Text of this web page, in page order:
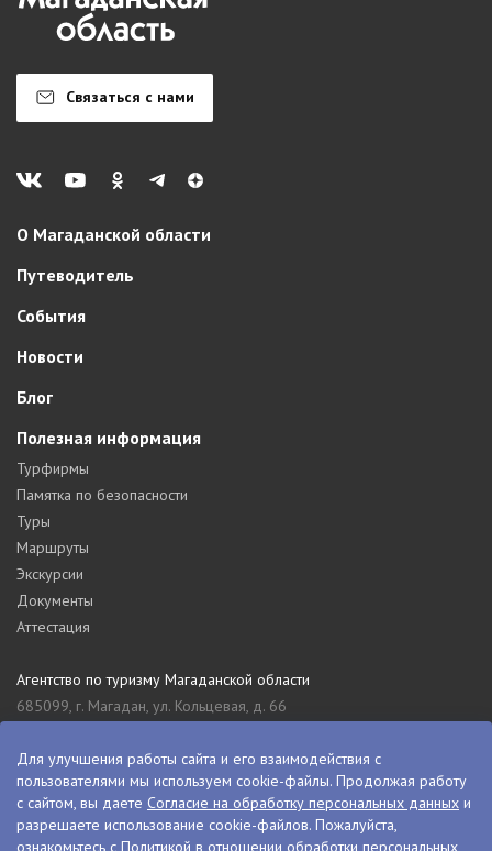
Связаться с нами
О Магаданской области
Путеводитель
События
Новости
Блог
Полезная информация
Турфирмы
Памятка по безопасности
Туры
Маршруты
Экскурсии
Документы
Аттестация
Агентство по туризму Магаданской области
685099, г. Магадан, ул. Кольцевая, д. 66
8 (4132) 61-76-67
Туристский информационный центр Магаданской области
685000, г. Магадан, ул. Пролетарская, д. 11
visitkolyma@mail.ru
Для улучшения работы сайта и его взаимодействия с
пользователями мы используем cookie-файлы. Продолжая работу
с сайтом, вы даете Согласие на обработку персональных данных и
разрешаете использование cookie-файлов. Пожалуйста,
ознакомьтесь с Политикой в отношении обработки персональных